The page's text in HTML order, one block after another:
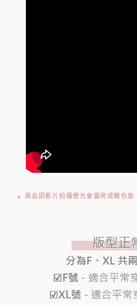
▲ 商品因影片拍攝燈光會偏亮或微色